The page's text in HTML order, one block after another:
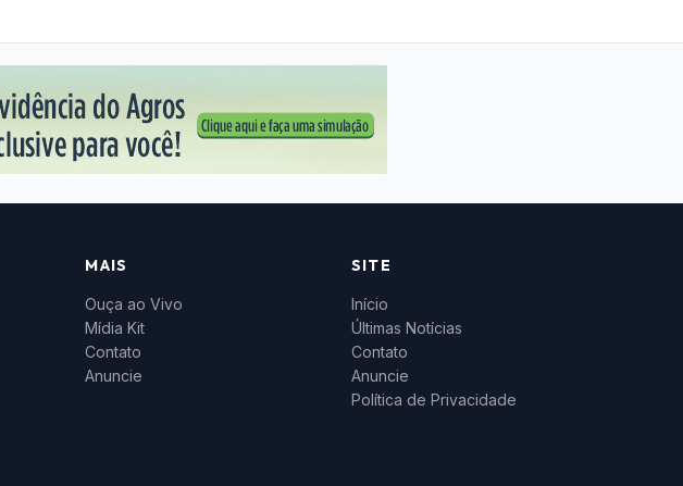
MAIS
Ouça ao Vivo
Mídia Kit
Contato
Anuncie
SITE
Início
Últimas Notícias
Contato
Anuncie
Política de Privacidade